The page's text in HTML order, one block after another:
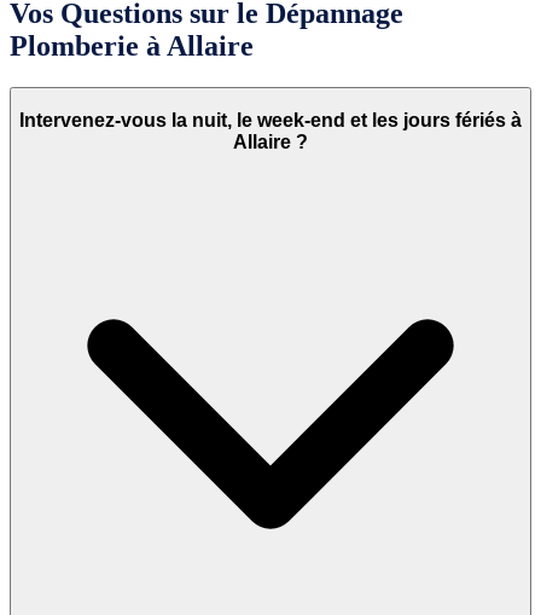
Vos Questions sur le Dépannage
Plomberie à Allaire
Intervenez-vous la nuit, le week-end et les jours fériés à
Allaire ?